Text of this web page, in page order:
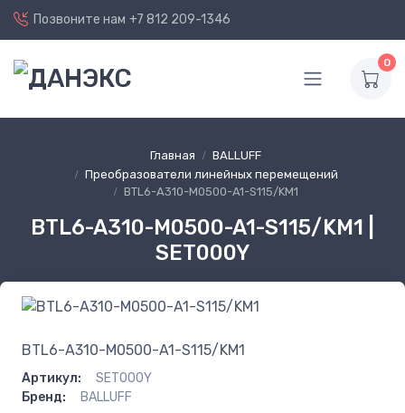
Позвоните нам +7 812 209-1346
0
Главная
BALLUFF
Преобразователи линейных перемещений
BTL6-A310-M0500-A1-S115/KM1
BTL6-A310-M0500-A1-S115/KM1 |
SET000Y
BTL6-A310-M0500-A1-S115/KM1
Артикул:
SET000Y
Бренд:
BALLUFF